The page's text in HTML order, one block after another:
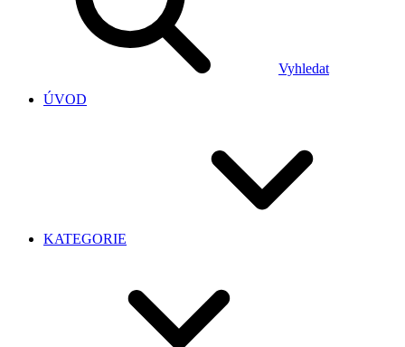
Vyhledat
ÚVOD
KATEGORIE